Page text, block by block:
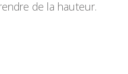
de la hauteur.